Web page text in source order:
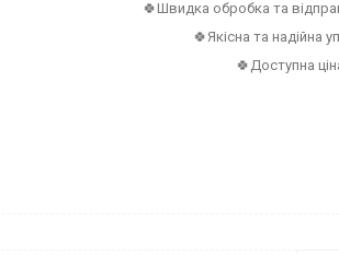
🍀Швидка обробка та
🍀Якісна та надійна
🍀Доступна